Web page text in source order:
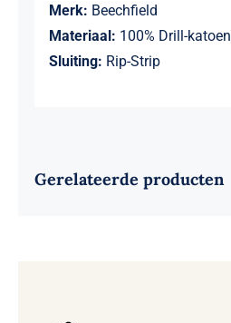
Merk: Beechfield
Materiaal: 100% Drill-katoen
Sluiting: Rip-Strip
Gerelateerde producten